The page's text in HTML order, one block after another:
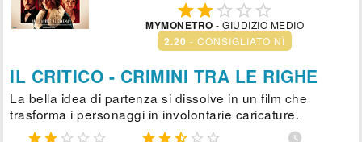
   
MYMONETRO - GIUDIZIO MEDIO
2.20 - CONSIGLIATO NÌ
IL CRITICO - CRIMINI TRA LE RIGHE
La bella idea di partenza si dissolve in un film che
trasforma i personaggi in involontarie caricature.
          